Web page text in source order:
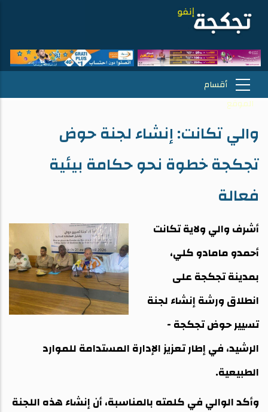
والي تكانت: إنشاء لجنة حوض
تجكجة خطوة نحو حكامة بيئية
فعالة
أشرف والي ولاية تكانت
أحمدو مامادو كلي،
بمدينة تجكجة على
انطلاق ورشة إنشاء لجنة
تسيير حوض تجكجة -
الرشيد، في إطار تعزيز الإدارة المستدامة للموارد
الطبيعية.
وأكد الوالي في كلمته بالمناسبة، أن إنشاء هذه اللجنة